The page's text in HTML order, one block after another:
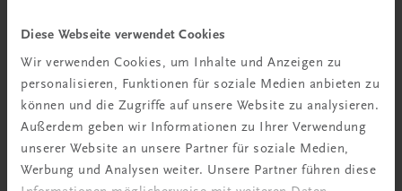
Diese Webseite verwendet Cookies
Wir verwenden Cookies, um Inhalte und Anzeigen zu
personalisieren, Funktionen für soziale Medien anbieten zu
können und die Zugriffe auf unsere Website zu analysieren.
Außerdem geben wir Informationen zu Ihrer Verwendung
unserer Website an unsere Partner für soziale Medien,
Werbung und Analysen weiter. Unsere Partner führen diese